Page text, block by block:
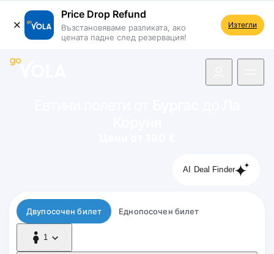
Price Drop Refund
Възстановяваме разликата, ако
цената падне след резервация!
Изтегли
AI Deal Finder
Тип полет
Двупосочен билет Еднопосочен билет
1
1 Пътник